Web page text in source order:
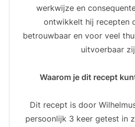
werkwijze en
ontwikkelt hij recepten
betrouwbaar en voor veel
uitvoerbaar
Waarom je dit recept
Dit recept is door
persoonlijk 3 keer getest in